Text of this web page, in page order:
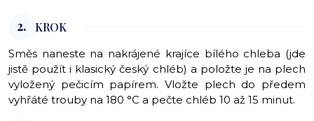
2. KROK
Směs naneste na nakrájené krajíce bílého chleba (jde
jistě použít i klasický český chléb) a položte je na plech
vyložený pečicím papírem. Vložte plech do předem
vyhřáté trouby na 180 °C a pečte chléb 10 až 15 minut.